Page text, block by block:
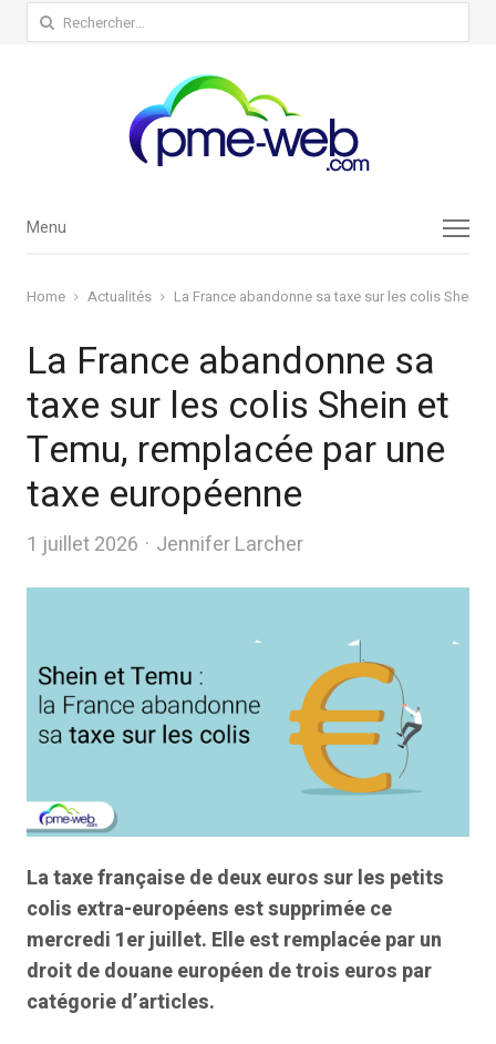
Rechercher :
Menu
Menu
Home Actualités La France abandonne sa taxe sur les colis Shein
La France abandonne sa
taxe sur les colis Shein et
Temu, remplacée par une
taxe européenne
1 juillet 2026 Author
Jennifer Larcher
La taxe française de deux euros sur les petits
colis extra-européens est supprimée ce
mercredi 1er juillet. Elle est remplacée par un
droit de douane européen de trois euros par
catégorie d’articles.